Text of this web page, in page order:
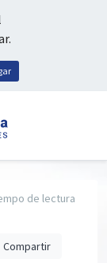
de lectura
Compartir